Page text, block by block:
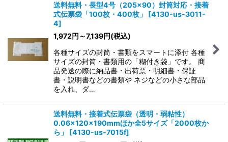
送料無料・長型4号（205×90）封筒対応・接着
式伝票袋「100枚・400枚」
[4130-us-3011-
4]
1,972円 ～7,139円(税込)
各種サイズの封筒・書類をスマートに添付 各種
サイズの封筒・書類用の「糊付き袋」です。 商
品発送の際に納品書・出荷票・明細書・保証
書・説明書などの書類や ネジなどの小さな部品
を入れ、ダ…
送料無料・接着式伝票袋（透明・弱粘性）
0.06×120×190mmほか全5サイズ「2000枚か
ら」
[4130-us-7015f]